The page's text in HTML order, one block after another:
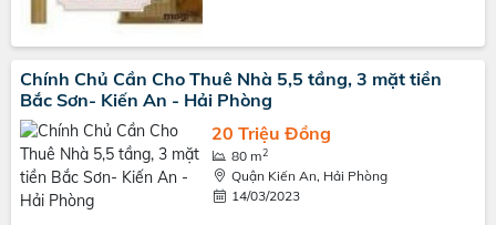
Chính Chủ Cần Cho Thuê Nhà 5,5 tầng, 3 mặt tiền
Bắc Sơn- Kiến An - Hải Phòng
20 Triệu Đồng
80 m2
Quận Kiến An, Hải Phòng
14/03/2023